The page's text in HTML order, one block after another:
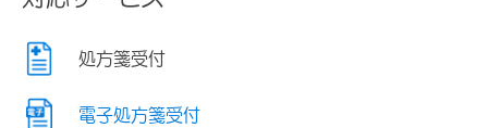
処方箋受付
電子処方箋受付